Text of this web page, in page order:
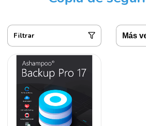
Filtrar